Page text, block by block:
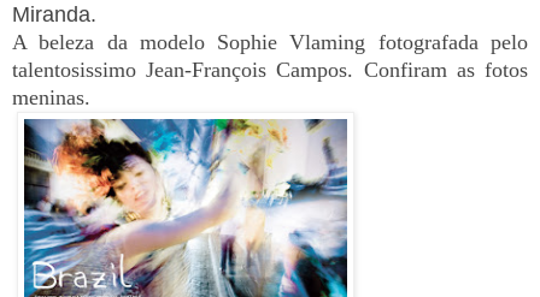
Miranda.
A beleza da modelo Sophie Vlaming fotografada pelo
talentosissimo Jean-François Campos. Confiram as fotos
meninas.